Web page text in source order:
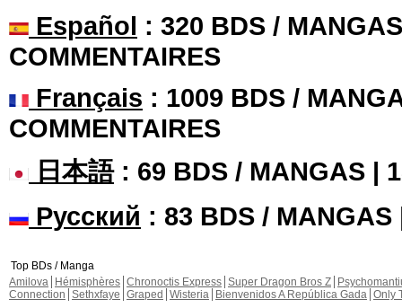
Español : 320 BDS /
COMMENTAIRES
Français : 1009 BDS /
COMMENTAIRES
日本語: 69 BDS / MANGAS |
Русский : 83 BDS / MANGAS
Top BDs / Manga
Amilova
Hémisphères Chronoctis Express Super Dragon Bros Z
Connection Sethxfaye Graped Wisteria Bienvenidos A República Gada Only